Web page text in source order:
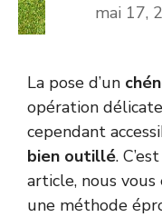
mai 17,
La pose d’un
opération
cependant
bien outillé.
article, nous
une méthode